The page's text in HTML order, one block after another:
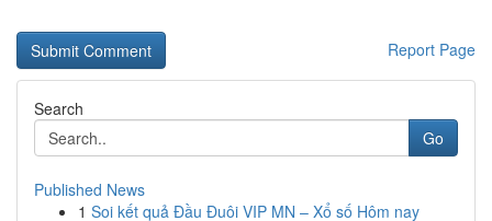
Report Page
Search
Go
Published News
1 Soi kết quả Đầu Đuôi VIP MN – Xổ số Hôm nay